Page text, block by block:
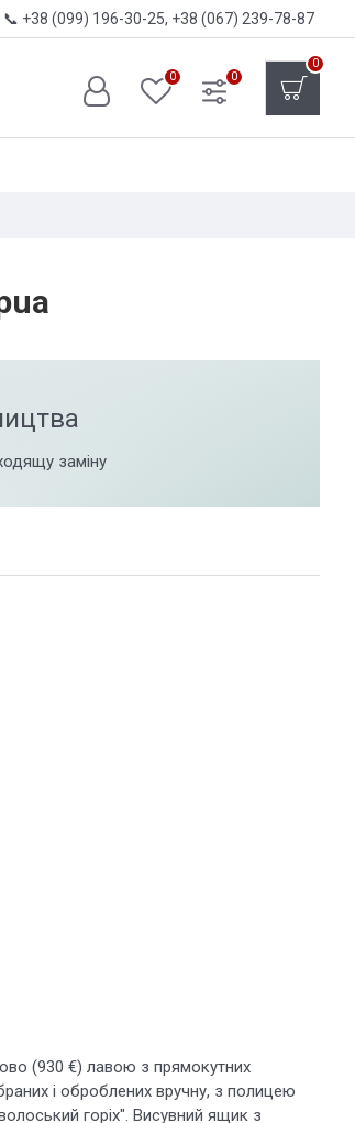
📞 +38 (099) 196-30-25, +38 (067) 239-78-87
0 0
0
заміну
(930 €) лавою з прямокутних
і оброблених вручну, з полицею
горіх". Висувний ящик з